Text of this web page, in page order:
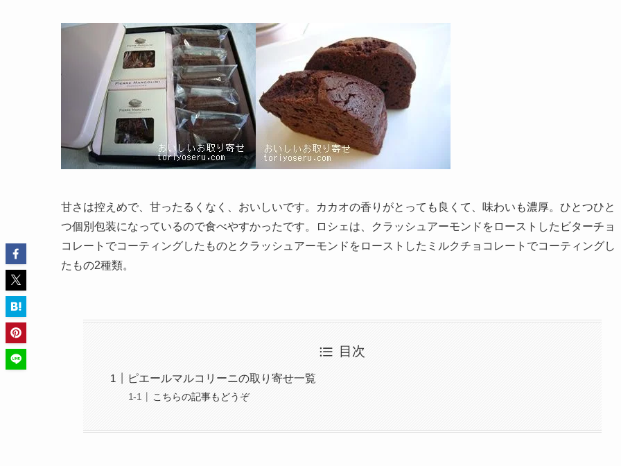
甘さは控えめで、甘ったるくなく、おいしいです。カカオの香りがとっても良くて、味わいも濃厚。ひとつひと
つ個別包装になっているので食べやすかったです。ロシェは、クラッシュアーモンドをローストしたビターチョ
コレートでコーティングしたものとクラッシュアーモンドをローストしたミルクチョコレートでコーティングし
たもの2種類。
目次
ピエールマルコリーニの取り寄せ一覧
こちらの記事もどうぞ